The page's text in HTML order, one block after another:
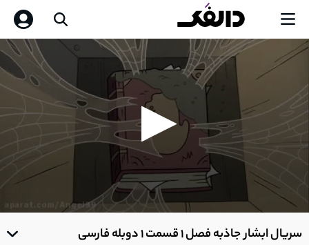
0
of سریال ابشار جاذبه فصل 1 قسمت 1 دوبله فارسی